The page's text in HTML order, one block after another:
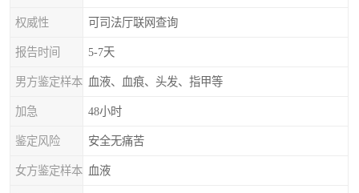
权威性 可司法厅联网查询
报告时间 5-7天
男方鉴定样本 血液、血痕、头发、指甲等
加急 48小时
鉴定风险 安全无痛苦
女方鉴定样本 血液